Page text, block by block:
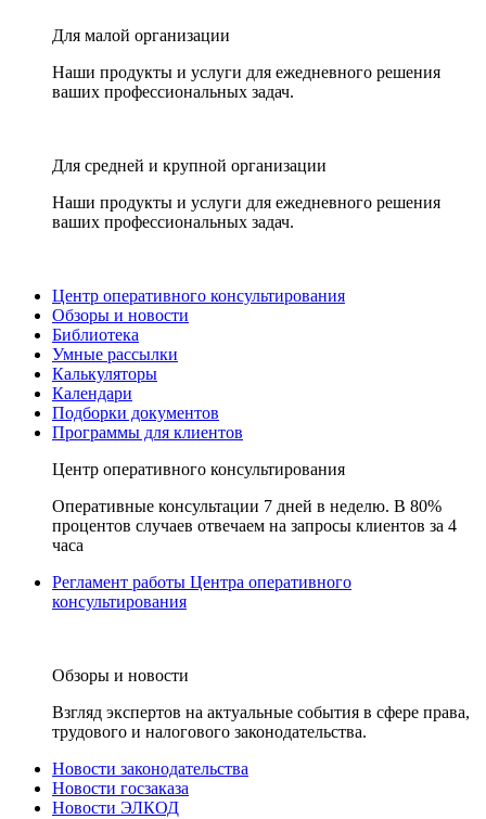
Для малой организации
Наши продукты и услуги для ежедневного решения
ваших профессиональных задач.
Для средней и крупной организации
Наши продукты и услуги для ежедневного решения
ваших профессиональных задач.
Центр оперативного консультирования
Обзоры и новости
Библиотека
Умные рассылки
Калькуляторы
Календари
Подборки документов
Программы для клиентов
Центр оперативного консультирования
Оперативные консультации 7 дней в неделю. В 80%
процентов случаев отвечаем на запросы клиентов за 4
часа
Регламент работы Центра оперативного
консультирования
Обзоры и новости
Взгляд экспертов на актуальные события в сфере права,
трудового и налогового законодательства.
Новости законодательства
Новости госзаказа
Новости ЭЛКОД